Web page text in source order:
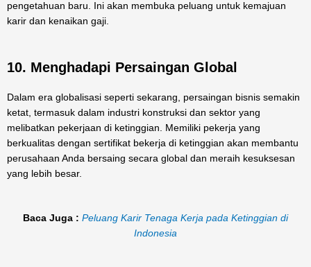
pengetahuan baru. Ini akan membuka peluang untuk kemajuan
karir dan kenaikan gaji.
10. Menghadapi Persaingan Global
Dalam era globalisasi seperti sekarang, persaingan bisnis semakin
ketat, termasuk dalam industri konstruksi dan sektor yang
melibatkan pekerjaan di ketinggian. Memiliki pekerja yang
berkualitas dengan sertifikat bekerja di ketinggian akan membantu
perusahaan Anda bersaing secara global dan meraih kesuksesan
yang lebih besar.
Baca Juga : Peluang Karir Tenaga Kerja pada Ketinggian di
Indonesia